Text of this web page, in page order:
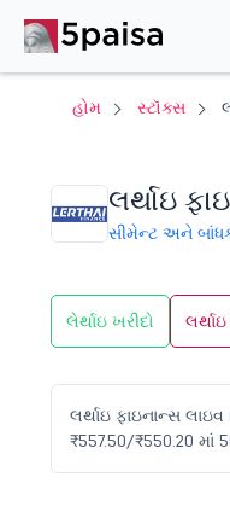
હોમ સ્ટૉક્સ
લર્થાઇ
સીમેન્ટ અને
લેર્થાઇ ખરીદો
લર્થાઇ ફાઇનાન્સ
₹557.50/₹550.20 માં